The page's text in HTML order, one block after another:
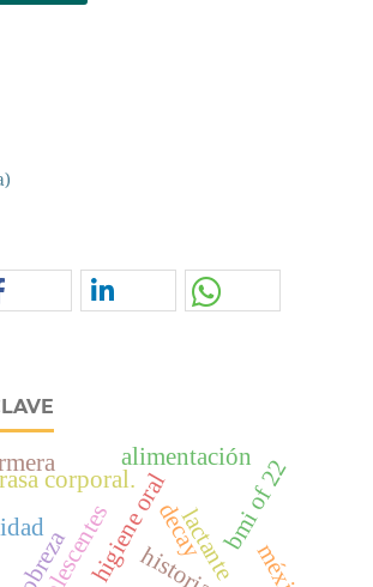
lactante
adolescenteshigiene oraldecay bmi of 22
corporal.
alimentación
pobreza